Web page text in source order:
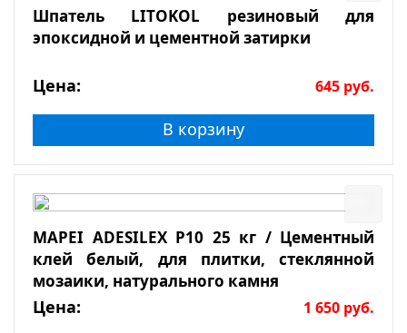
Шпатель LITOKOL резиновый для
эпоксидной и цементной затирки
Цена: 645 руб.
В корзину
MAPEI ADESILEX P10 25 кг / Цементный
клей белый, для плитки, стеклянной
мозаики, натурального камня
Цена: 1 650 руб.